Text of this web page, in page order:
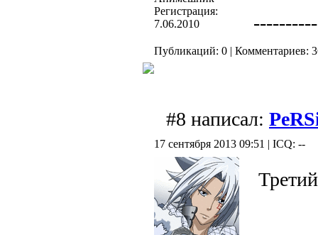
Регистрация:
7.06.2010
Публикаций: 0 | Комментариев:
#8 написал:
17 сентября 2013 09:51 | ICQ: --